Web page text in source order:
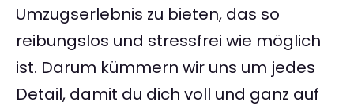
Umzugserlebnis zu bieten, das so
reibungslos und stressfrei wie möglich
ist. Darum kümmern wir uns um jedes
Detail, damit du dich voll und ganz auf